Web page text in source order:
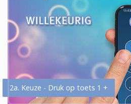
2a. Keuze - Druk op toets 1 +